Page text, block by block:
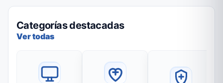
Categorías destacadas
Ver todas